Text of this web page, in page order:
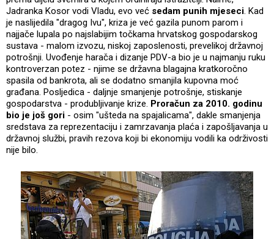
Jadranka Kosor vodi Vladu, evo već sedam punih mjeseci. Kad
je naslijedila "dragog Ivu", kriza je već gazila punom parom i
najjače lupala po najslabijim točkama hrvatskog gospodarskog
sustava - malom izvozu, niskoj zaposlenosti, prevelikoj državnoj
potrošnji. Uvođenje harača i dizanje PDV-a bio je u najmanju ruku
kontroverzan potez - njime se državna blagajna kratkoročno
spasila od bankrota, ali se dodatno smanjila kupovna moć
građana. Posljedica - daljnje smanjenje potrošnje, stiskanje
gospodarstva - produbljivanje krize. Proračun za 2010. godinu
bio je još gori - osim "ušteda na spajalicama", dakle smanjenja
sredstava za reprezentaciju i zamrzavanja plaća i zapošljavanja u
državnoj službi, pravih rezova koji bi ekonomiju vodili ka održivosti
nije bilo.